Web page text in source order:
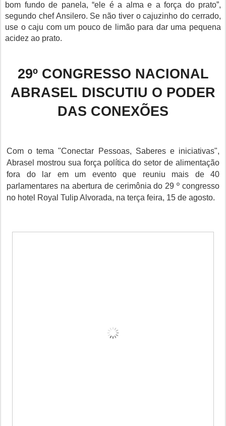
bom fundo de panela, “ele é a alma e a força do prato”,
segundo chef Ansilero. Se não tiver o cajuzinho do cerrado,
use o caju com um pouco de limão para dar uma pequena
acidez ao prato.
29º CONGRESSO NACIONAL
ABRASEL DISCUTIU O PODER
DAS CONEXÕES
Com o tema "Conectar Pessoas, Saberes e iniciativas",
Abrasel mostrou sua força política do setor de alimentação
fora do lar em um evento que reuniu mais de 40
parlamentares na abertura de cerimônia do 29 º congresso
no hotel Royal Tulip Alvorada, na terça feira, 15 de agosto.